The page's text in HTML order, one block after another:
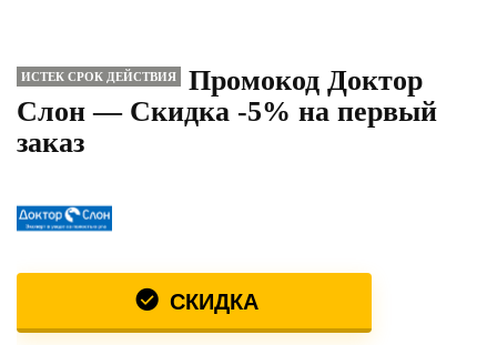
ИСТЕК СРОК ДЕЙСТВИЯ
Промокод Доктор
Слон — Скидка -5% на первый
заказ
СКИДКА